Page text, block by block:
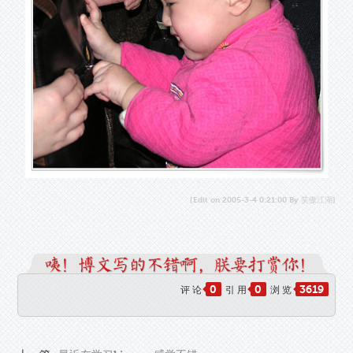
[Edit on 2005-3-4 0:21:00 By 笑傲江湖]
评 论 0 引 用 0 浏 览 3619